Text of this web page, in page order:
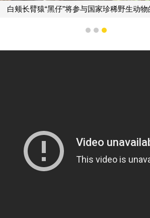
白颊长臂猿“黑仔”将参与国家珍稀野生动
1 2 3